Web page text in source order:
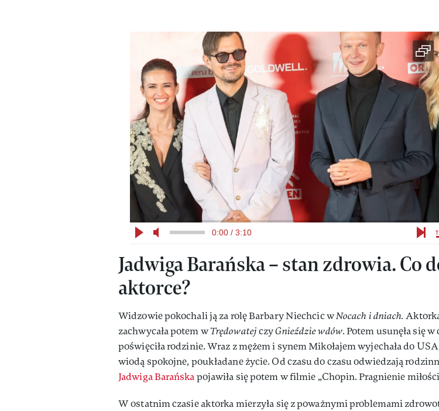
0:00 / 3:10
Jadwiga Barańska – stan zdrowia. Co
aktorce?
Widzowie pokochali ją za rolę Barbary Niechcic wNocach i dniach.
zachwycała potem wTrędowatejczyGnieździe wdów. Potem usunęła się w
poświęciła rodzinie. Wraz z mężem i synem Mikołajem wyjechała do
wiodą spokojne, poukładane życie. Od czasu do czasu odwiedzają
Jadwiga Barańskapojawiła się potem w filmie „Chopin. Pragnienie
W ostatnim czasie aktorka mierzyła się z poważnymi problemami